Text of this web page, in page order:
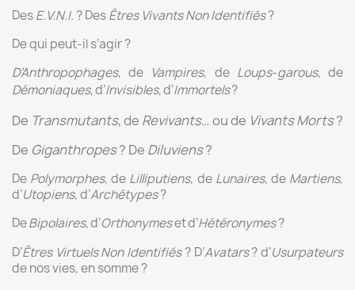
DesE.V.N.I. ? DesÊtres Vivants Non Identifiés?
De qui peut-il s’agir ?
D’Anthropophages, de Vampires, de Loups-garous, de
Démoniaques,d’Invisibles,d’Immortels?
De Transmutants, de Revivants… ou de VivantsMorts?
De Giganthropes? De Diluviens?
De Polymorphes, de Lilliputiens, de Lunaires, de Martiens,
d’Utopiens, d’Archétypes?
DeBipolaires,d’Orthonymesetd’Hétéronymes?
D’Êtres Virtuels Non Identifiés? D’Avatars? d’Usurpateurs
de nos vies, en somme ?